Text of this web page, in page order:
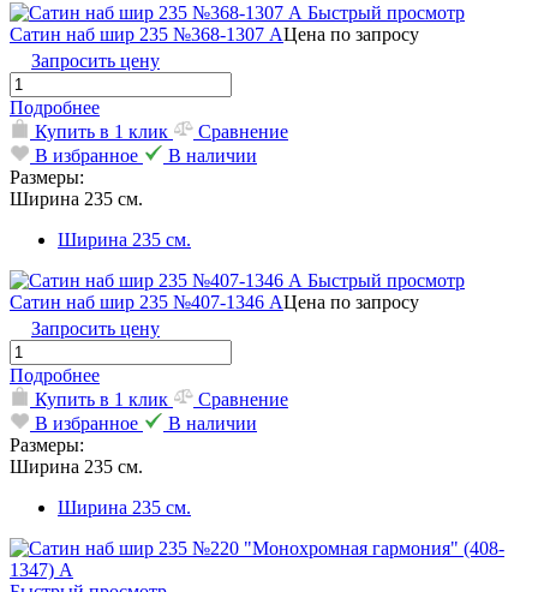
Быстрый просмотр
Сатин наб шир 235 №368-1307 АЦена по запросу
Запросить цену
Подробнее
Купить в 1 клик
Сравнение
В избранное
В наличии
Размеры:
Ширина 235 см.
Ширина 235 см.
Быстрый просмотр
Сатин наб шир 235 №407-1346 АЦена по запросу
Запросить цену
Подробнее
Купить в 1 клик
Сравнение
В избранное
В наличии
Размеры:
Ширина 235 см.
Ширина 235 см.